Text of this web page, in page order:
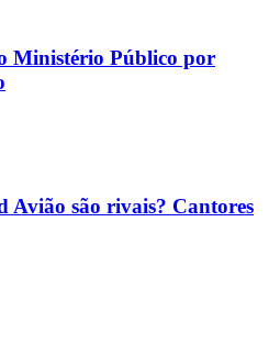
Ministério Público por
Avião são rivais? Cantores